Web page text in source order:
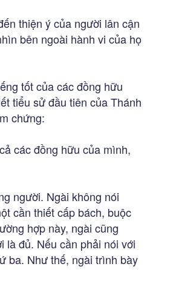
thiện ý của người lân cận
bên ngoài hành vi của họ
tốt của các đồng hữu
tiểu sử đầu tiên của Thánh
chứng:
các đồng hữu của mình,
người. Ngài không nói
cần thiết cấp bách, buộc
hợp này, ngài cũng
là đủ. Nếu cần phải nói với
ba. Như thế, ngài trình bày